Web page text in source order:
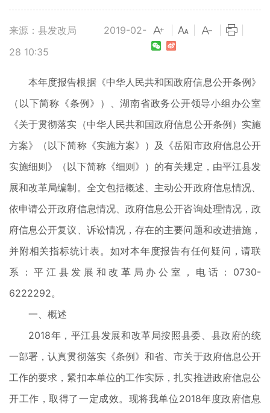
来源：县发改局
2019-02-
28 10:35
本年度报告根据《中华人民共和国政府信息公开条例》
（以下简称《条例》）、湖南省政务公开领导小组办公室
《关于贯彻落实（中华人民共和国政府信息公开条例）实施
方案》（以下简称《实施方案》）及《岳阳市政府信息公开
实施细则》（以下简称《细则》）的有关规定，由平江县发
展和改革局编制。全文包括概述、主动公开政府信息情况、
依申请公开政府信息情况、政府信息公开咨询处理情况，政
府信息公开复议、诉讼情况，存在的主要问题和改进措施，
并附相关指标统计表。如对本年度报告有任何疑问，请联
系：平江县发展和改革局办公室，电话：0730-
6222292。
一、概述
2018年，平江县发展和改革局按照县委、县政府的统
一部署，认真贯彻落实《条例》和省、市关于政府信息公开
工作的要求，紧扣本单位的工作实际，扎实推进政府信息公
开工作，取得了一定成效。现将我单位2018年度政府信息